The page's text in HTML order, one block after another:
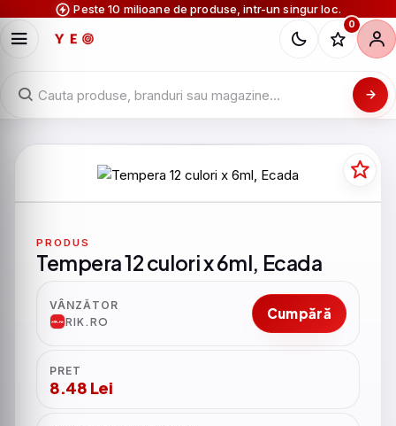
Peste 10 milioane de produse, intr-un singur loc.
0
PRODUS
Tempera 12 culori x 6ml, Ecada
VÂNZĂTOR
RIK.RO
Cumpără
PRET
8.48 Lei